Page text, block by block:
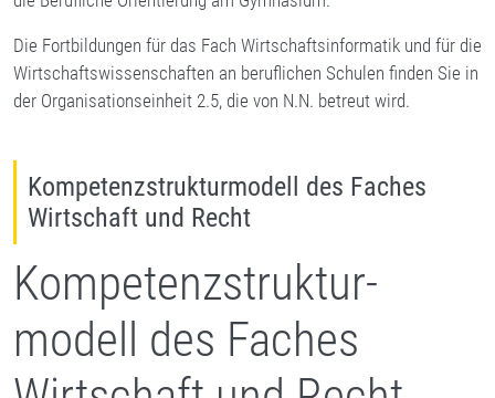
Die Fortbildungen für das Fach Wirtschaftsinformatik und für die
Wirtschaftswissenschaften an beruflichen Schulen finden Sie in
der Organisationseinheit 2.5, die von N.N. betreut wird.
Kompetenzstrukturmodell des Faches
Wirtschaft und Recht
Kompetenzstruktur-
modell des Faches